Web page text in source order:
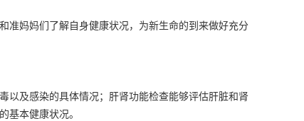
准妈妈们了解自身健康状况，为新生命的到来做好充分
以及感染的具体情况；肝肾功能检查能够评估肝脏和肾
本健康状况。